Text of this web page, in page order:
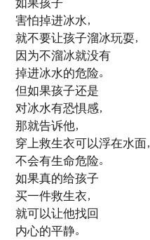
害怕掉进冰水，
就不要让孩子溜冰玩耍，
因为不溜冰就没有
掉进冰水的危险。
但如果孩子还是
对冰水有恐惧感，
那就告诉他，
穿上救生衣可以浮在水面，
不会有生命危险。
如果真的给孩子
买一件救生衣，
就可以让他找回
内心的平静。